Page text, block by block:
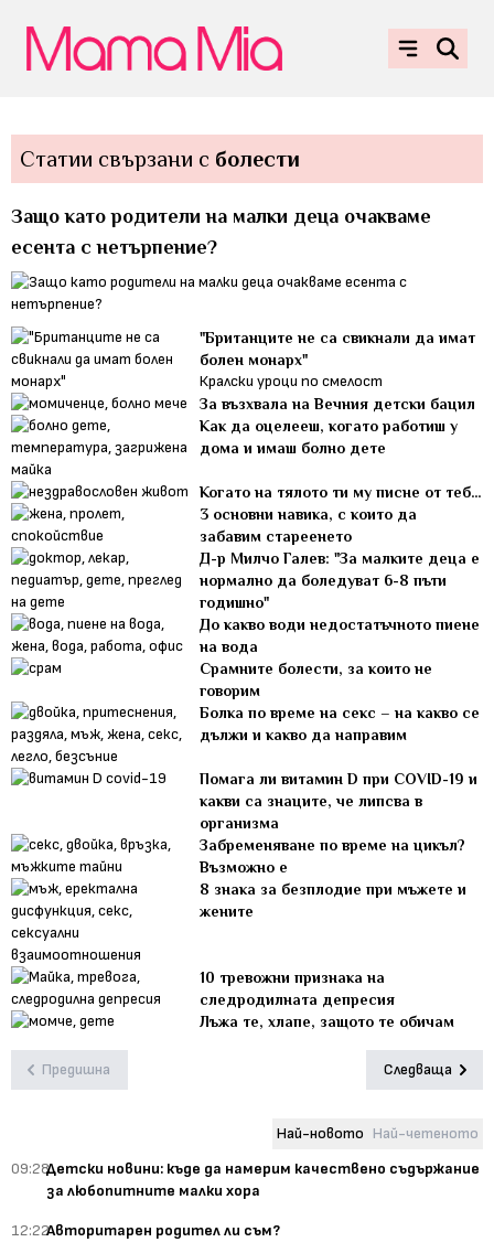
Статии свързани с болести
Защо като родители на малки деца очакваме
есента с нетърпение?
"Британците не са свикнали да имат
болен монарх"
Кралски уроци по смелост
За възхвала на Вечния детски бацил
Как да оцелееш, когато работиш у
дома и имаш болно дете
Когато на тялото ти му писне от теб…
3 основни навика, с които да
забавим стареенето
Д-р Милчо Галев: "За малките деца е
нормално да боледуват 6-8 пъти
годишно"
До какво води недостатъчното пиене
на вода
Срамните болести, за които не
говорим
Болка по време на секс – на какво се
дължи и какво да направим
Помага ли витамин D при COVID-19 и
какви са знаците, че липсва в
организма
Забременяване по време на цикъл?
Възможно е
8 знака за безплодие при мъжете и
жените
10 тревожни признака на
следродилната депресия
Лъжа те, хлапе, защото те обичам
Предишна Следваща
Най-новото Най-четеното
09:28Детски новини: къде да намерим качествено съдържание
за любопитните малки хора
12:22Авторитарен родител ли съм?